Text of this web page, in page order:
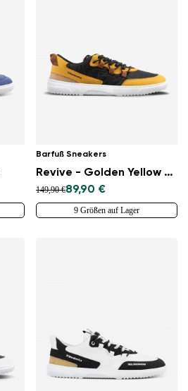
Barfuß Sneakers
Revive - Golden Yellow & Black
149,90 €89,90 €
9 Größen auf Lager